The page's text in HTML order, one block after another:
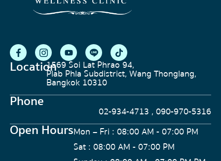
Location1569 Soi Lat Phrao 94,
Plab Phla Subdistrict, Wang Thonglang,
Bangkok 10310
Phone
02-934-4713 , 090-970-5316
Open HoursMon – Fri : 08:00 AM - 07:00 PM
Sat : 08:00 AM - 07:00 PM